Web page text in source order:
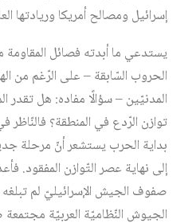
إسرائيل ومصالح أمريكا وريادتها
يستدعي ما أبدته فصائل
الحروب السّابقة – على الرّغم من
المدنيّين – سؤالًا مفاده: هل تقدر
توازن الرّدع في المنطقة؟ فالنّاظر
بداية الحرب يستشعر أنّ مرحلة
إلى نهاية عصر التّوازن المفقود.
صفوف الجيش الإسرائيليّ لم
الجيوش النّظاميّة العربيّة